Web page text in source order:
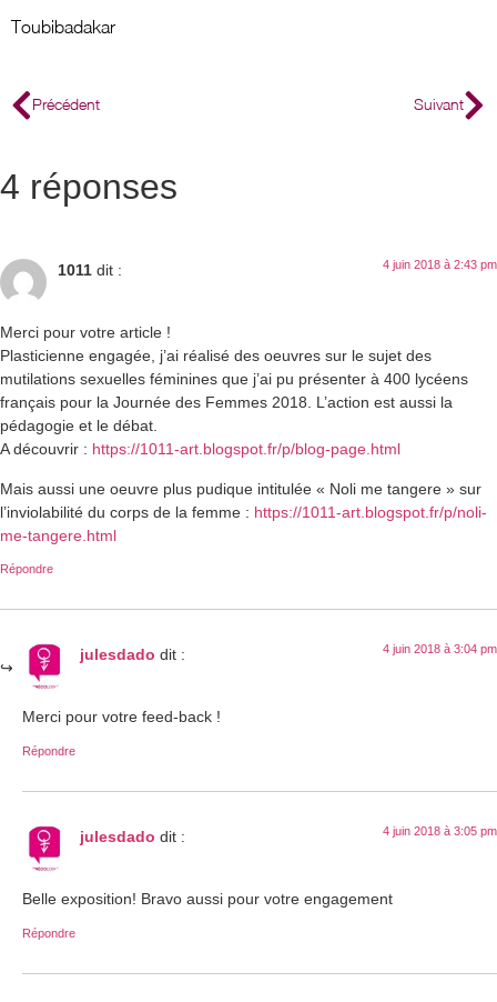
Toubibadakar
Précédent Suivant
4 réponses
1011 dit : 4 juin 2018 à 2:43 pm
Merci pour votre article !
Plasticienne engagée, j’ai réalisé des oeuvres sur le sujet des
mutilations sexuelles féminines que j’ai pu présenter à 400 lycéens
français pour la Journée des Femmes 2018. L’action est aussi la
pédagogie et le débat.
A découvrir : https://1011-art.blogspot.fr/p/blog-page.html
Mais aussi une oeuvre plus pudique intitulée « Noli me tangere » sur
l’inviolabilité du corps de la femme : https://1011-art.blogspot.fr/p/noli-
me-tangere.html
Répondre
julesdado dit : 4 juin 2018 à 3:04 pm
Merci pour votre feed-back !
Répondre
julesdado dit : 4 juin 2018 à 3:05 pm
Belle exposition! Bravo aussi pour votre engagement
Répondre